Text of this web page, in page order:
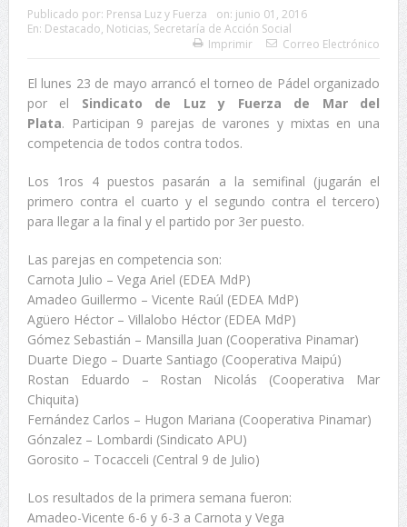
Publicado por: Prensa Luz y Fuerza on: junio 01, 2016
En: Destacado, Noticias, Secretaría de Acción Social
Imprimir
Correo Electrónico
El lunes 23 de mayo arrancó el torneo de Pádel organizado
por el Sindicato de Luz y Fuerza de Mar del
Plata. Participan 9 parejas de varones y mixtas en una
competencia de todos contra todos.
Los 1ros 4 puestos pasarán a la semifinal (jugarán el
primero contra el cuarto y el segundo contra el tercero)
para llegar a la final y el partido por 3er puesto.
Las parejas en competencia son:
Carnota Julio – Vega Ariel (EDEA MdP)
Amadeo Guillermo – Vicente Raúl (EDEA MdP)
Agüero Héctor – Villalobo Héctor (EDEA MdP)
Gómez Sebastián – Mansilla Juan (Cooperativa Pinamar)
Duarte Diego – Duarte Santiago (Cooperativa Maipú)
Rostan Eduardo – Rostan Nicolás (Cooperativa Mar
Chiquita)
Fernández Carlos – Hugon Mariana (Cooperativa Pinamar)
Gónzalez – Lombardi (Sindicato APU)
Gorosito – Tocacceli (Central 9 de Julio)
Los resultados de la primera semana fueron:
Amadeo-Vicente 6-6 y 6-3 a Carnota y Vega